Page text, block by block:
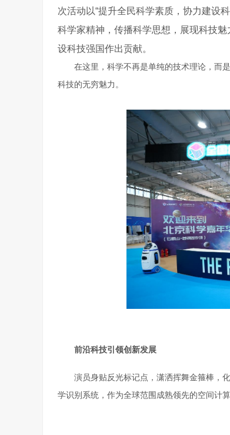
次活动以“提升全民科学素质，协力建设
科学家精神，传播科学思想，展现科技
设科技强国作出贡献。
在这里，科学不再是单纯的技术理论，而
科技的无穷魅力。
前沿科技引领创新发展
演员身贴反光标记点，潇洒挥舞金箍棒，
学识别系统，作为全球范围成熟领先的空间计